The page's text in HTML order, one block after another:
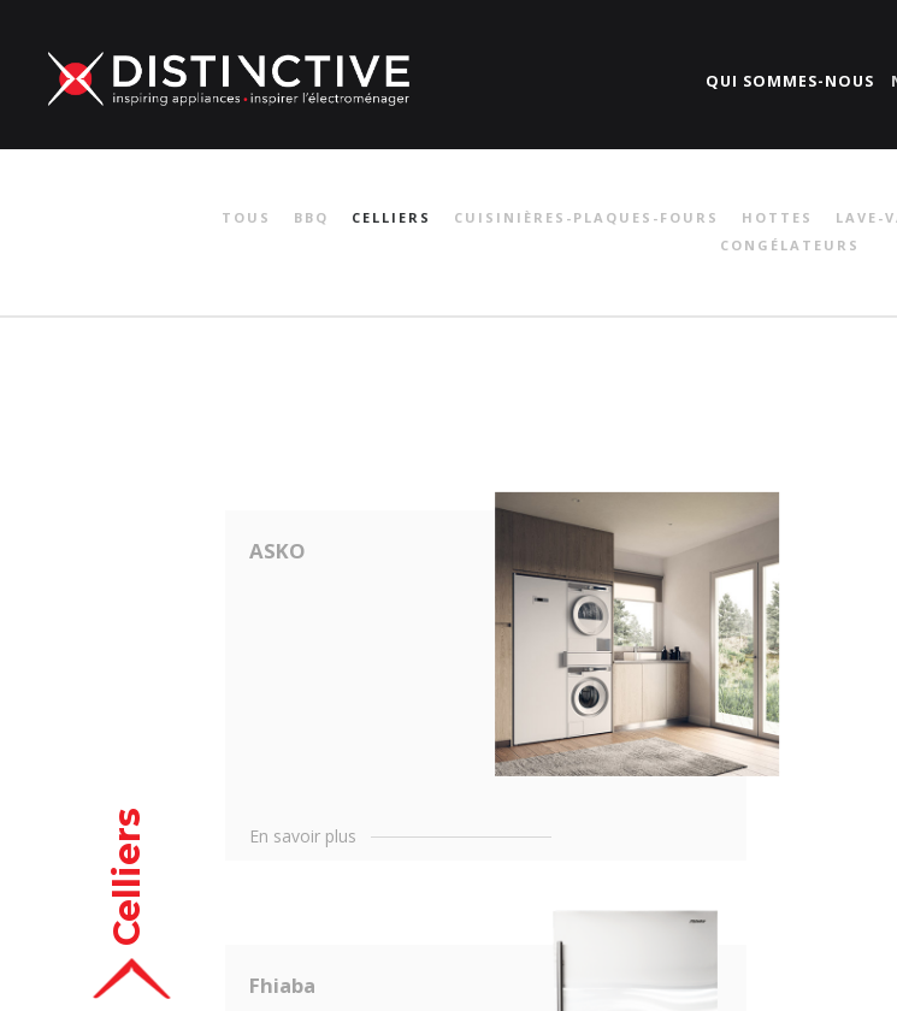
QUI SOMMES-NOUS
TOUS BBQ CELLIERS CUISINIÈRES-PLAQUES-FOURS HOTTES LAVE-
CONGÉLATEURS
Celliers
ASKO
En savoir plus
Fhiaba